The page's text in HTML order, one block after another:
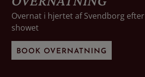
Overnat i hjertet af Svendborg efter
showet
BOOK OVERNATNING